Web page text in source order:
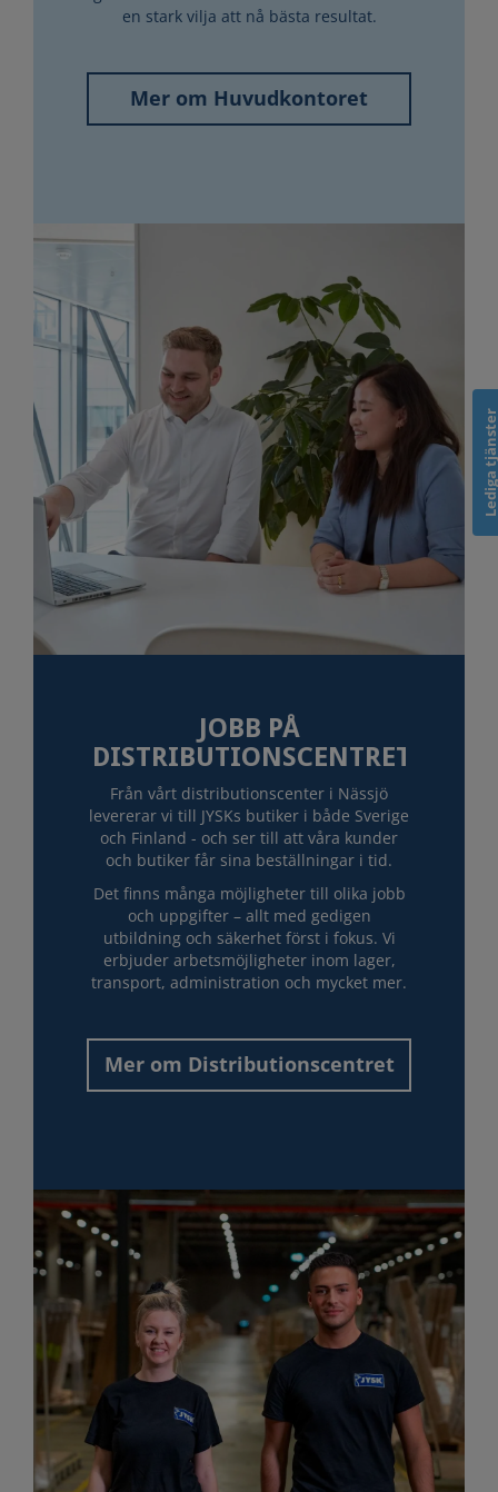
Lediga
en stark vilja att nå bästa resultat.
Mer om Huvudkontoret
JOBB PÅ
DISTRIBUTIONSCENTRET
Från vårt distributionscenter i Nässjö
levererar vi till JYSKs butiker i både Sverige
och Finland - och ser till att våra kunder
och butiker får sina beställningar i tid.
Det finns många möjligheter till olika jobb
och uppgifter – allt med gedigen
utbildning och säkerhet först i fokus. Vi
erbjuder arbetsmöjligheter inom lager,
transport, administration och mycket mer.
Mer om Distributionscentret